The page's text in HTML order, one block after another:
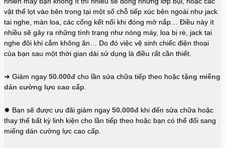
vật thể lọt vào bên trong tại một số chỗ tiếp xúc bên ngoài như jack
tai nghe, màn loa, các cổng kết nối khi đóng mở nắp… Điều này ít
nhiều sẽ gây ra những tình trạng như nóng máy, loa bị rè, jack tai
nghe đôi khi cắm không ăn… Do đó việc vệ sinh chiếc điện thoại
của bạn sau một thời gian dài sử dụng là điều rất cần thiết.
➜ Giảm ngay 50.000đ cho lần sửa chữa tiếp theo hoặc tặng miếng
dán cường lực cao cấp
✹ Bạn sẽ được ưu đãi giảm ngay 50.000đ khi đến sửa chữa hoặc
thay thế bất kỳ linh kiện cho lần tiếp theo hoặc bạn có thể đổi sang
miếng dán cường lực cao cấp.